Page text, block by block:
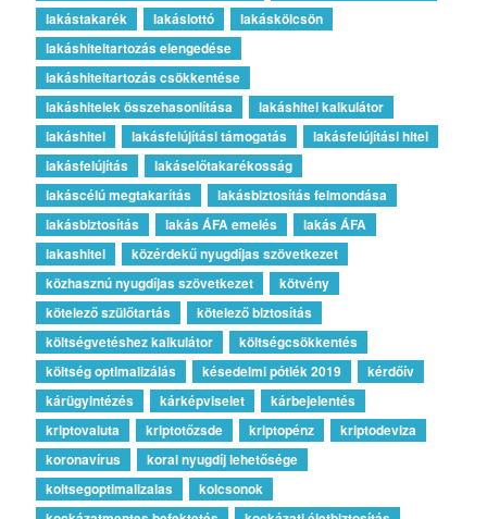
lakástakarék
lakáslottó
lakáskölcsön
lakáshiteltartozás elengedése
lakáshiteltartozás csökkentése
lakáshitelek összehasonlítása
lakáshitel kalkulátor
lakáshitel
lakásfelújítási támogatás
lakásfelújítási hitel
lakásfelújítás
lakáselőtakarékosság
lakáscélú megtakarítás
lakásbiztosítás felmondása
lakásbiztosítás
lakás ÁFA emelés
lakás ÁFA
lakashitel
közérdekű nyugdíjas szövetkezet
közhasznú nyugdíjas szövetkezet
kötvény
kötelező szülőtartás
kötelező biztosítás
költségvetéshez kalkulátor
költségcsökkentés
költség optimalizálás
késedelmi pótlék 2019
kérdőív
kárügyintézés
kárképviselet
kárbejelentés
kriptovaluta
kriptotőzsde kriptopénz
kriptodeviza
koronavírus
korai nyugdíj lehetősége
koltsegoptimalizalas
kolcsonok